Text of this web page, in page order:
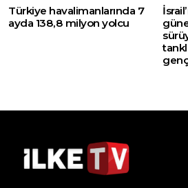
Türkiye havalimanlarında 7
ayda 138,8 milyon yolcu
genç